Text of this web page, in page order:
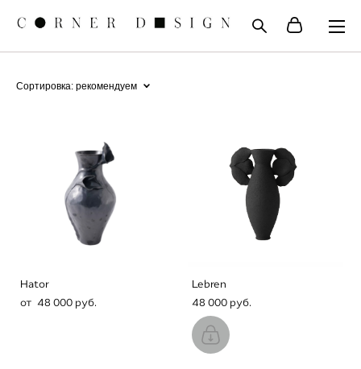
Сортировка: рекомендуем
Hator
от 48 000 pуб.
Lebren
48 000 pуб.